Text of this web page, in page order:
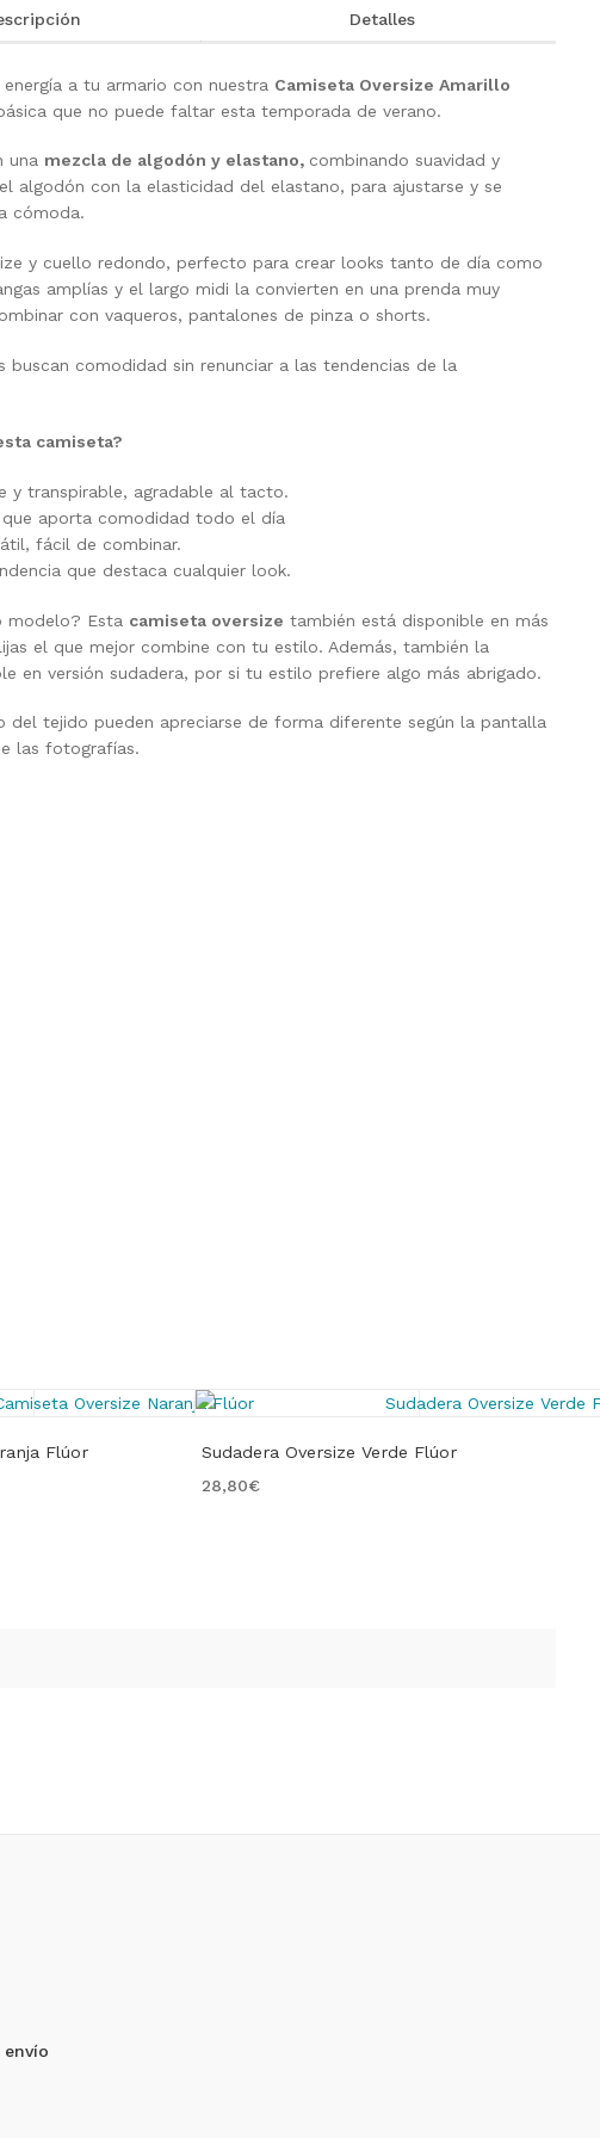
Detalles
a tu armario con nuestra Camiseta Oversize Amarillo
que no puede faltar esta temporada de verano.
una mezcla de algodón y elastano, combinando suavidad y
algodón con la elasticidad del elastano, para ajustarse y se
cómoda.
y cuello redondo, perfecto para crear looks tanto de día como
amplías y el largo midi la convierten en una prenda muy
con vaqueros, pantalones de pinza o shorts.
buscan comodidad sin renunciar a las tendencias de la
camiseta?
y transpirable, agradable al tacto.
que aporta comodidad todo el día
fácil de combinar.
que destaca cualquier look.
modelo? Esta camiseta oversize también está disponible en más
el que mejor combine con tu estilo. Además, también la
en versión sudadera, por si tu estilo prefiere algo más abrigado.
del tejido pueden apreciarse de forma diferente según la pantalla
las fotografías.
Flúor
Sudadera Oversize Verde Flúor
28,80€